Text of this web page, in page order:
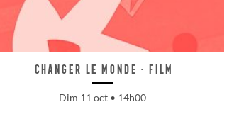
Changer le monde · film
Dim 11 oct • 14h00